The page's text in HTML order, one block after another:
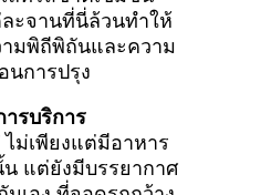
ะจานที่นี่ล้วนทำให้
มพิถีพิถันและความ
นการปรุง
รบริการ
ไม่เพียงแต่มีอาหาร
แต่ยังมีบรรยากาศ